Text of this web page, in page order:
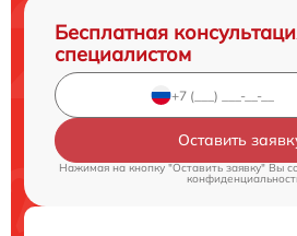
Бесплатная
специалистом
Оставить
Нажимая на кнопку "Оставить заявку" Вы